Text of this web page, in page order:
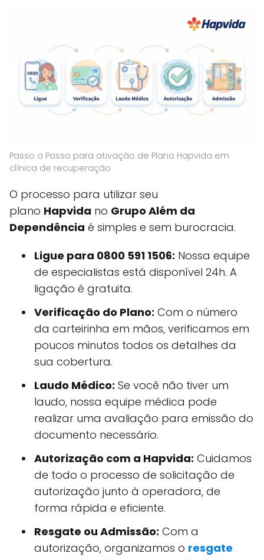
Passo a Passo para ativação de Plano Hapvida em
clínica de recuperação
O processo para utilizar seu
plano Hapvida no Grupo Além da
Dependência é simples e sem burocracia.
Ligue para 0800 591 1506: Nossa equipe
de especialistas está disponível 24h. A
ligação é gratuita.
Verificação do Plano: Com o número
da carteirinha em mãos, verificamos em
poucos minutos todos os detalhes da
sua cobertura.
Laudo Médico: Se você não tiver um
laudo, nossa equipe médica pode
realizar uma avaliação para emissão do
documento necessário.
Autorização com a Hapvida: Cuidamos
de todo o processo de solicitação de
autorização junto à operadora, de
forma rápida e eficiente.
Resgate ou Admissão: Com a
autorização, organizamos o resgate